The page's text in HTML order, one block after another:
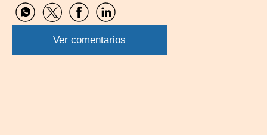
Compartir
por
WhatsApp
Compartir
por
Twitter
Compartir
por
Facebook
Compartir
por
Linkedin
Ver comentarios